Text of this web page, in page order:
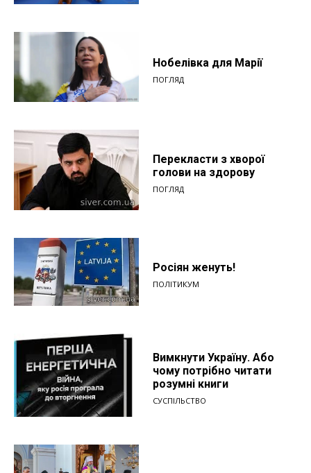
Нобелівка для Марії
ПОГЛЯД
Перекласти з хворої
голови на здорову
ПОГЛЯД
Росіян женуть!
ПОЛІТИКУМ
Вимкнути Україну. Або
чому потрібно читати
розумні книги
СУСПІЛЬСТВО